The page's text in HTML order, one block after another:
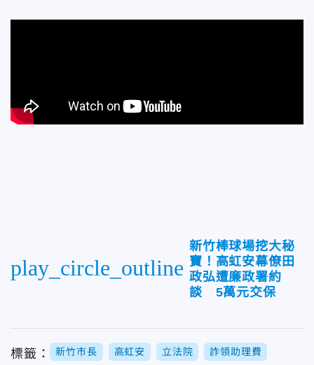
play_circle_outline
新竹棒球場挖大秘
寶！高虹安幕僚田
政弘遭廉政署約
談 5萬元交保
標籤： 新竹市長 高虹安 立法院 詐領助理費